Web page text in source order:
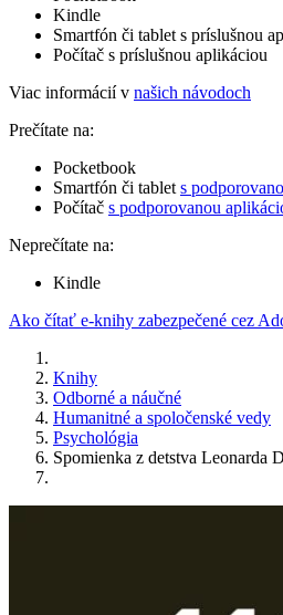
Kindle
Smartfón či tablet s príslušnou
Počítač s príslušnou aplikáciou
Viac informácií v našich návodoch
Prečítate na:
Pocketbook
Smartfón či tablet s
Počítač s podporovanou
Neprečítate na:
Kindle
Ako čítať e-knihy zabezpečené cez
Knihy
Odborné a náučné
Humanitné a spoločenské vedy
Psychológia
Spomienka z detstva Leonarda